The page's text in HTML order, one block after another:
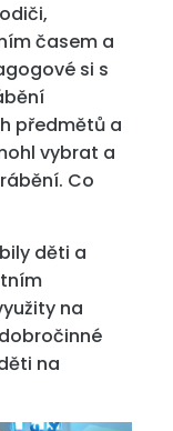
časem a
si s
předmětů a
vybrat a
Co
děti a
na
na